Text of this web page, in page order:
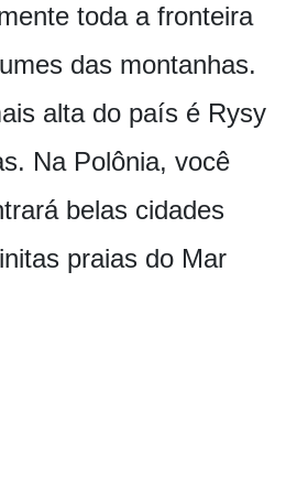
toda a fronteira
das montanhas.
alta do país é Rysy
Na Polônia, você
belas cidades
praias do Mar